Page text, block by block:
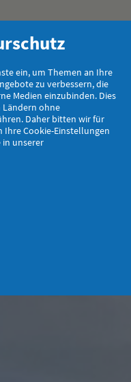
ein, um Themen an Ihre
zu verbessern, die
Medien einzubinden. Dies
Ländern ohne
Daher bitten wir für
Ihre Cookie-Einstellungen
in unserer